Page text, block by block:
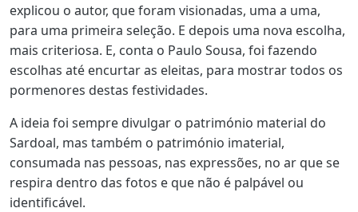
explicou o autor, que foram visionadas, uma a uma,
para uma primeira seleção. E depois uma nova escolha,
mais criteriosa. E, conta o Paulo Sousa, foi fazendo
escolhas até encurtar as eleitas, para mostrar todos os
pormenores destas festividades.
A ideia foi sempre divulgar o património material do
Sardoal, mas também o património imaterial,
consumada nas pessoas, nas expressões, no ar que se
respira dentro das fotos e que não é palpável ou
identificável.